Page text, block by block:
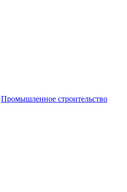
Промышленное строительство